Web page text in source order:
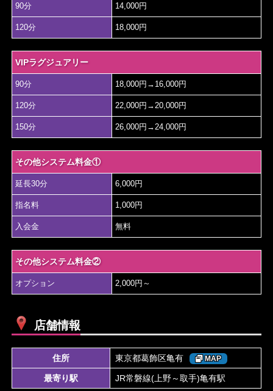
90分 14,000円
120分 18,000円
VIPラグジュアリー
90分 18,000円→16,000円
120分 22,000円→20,000円
150分 26,000円→24,000円
その他システム料金①
延長30分 6,000円
指名料 1,000円
入会金 無料
その他システム料金②
オプション 2,000円～
店舗情報
住所 東京都葛飾区亀有 MAP
最寄り駅 JR常磐線(上野～取手)亀有駅